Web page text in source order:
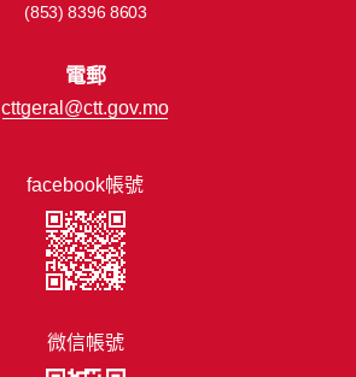
facebook帳號
微信帳號
(853) 8396 8603
電郵
cttgeral@ctt.gov.mo